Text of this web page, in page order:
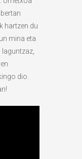
hartzen du
mina eta
dio.